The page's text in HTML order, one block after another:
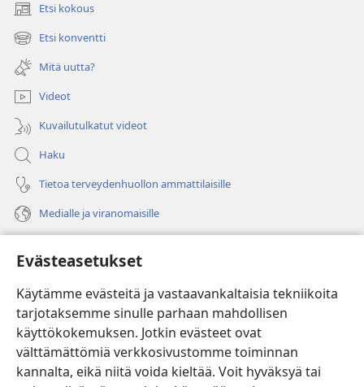
Evästeasetukset
Käytämme evästeitä ja vastaavankaltaisia tekniikoita
tarjotaksemme sinulle parhaan mahdollisen
käyttökokemuksen. Jotkin evästeet ovat
välttämättömiä verkkosivustomme toiminnan
kannalta, eikä niitä voida kieltää. Voit hyväksyä tai
Etsi kokous
(avaa
uuden
ikkunan)
Etsi konventti
(avaa
uuden
ikkunan)
Mitä uutta?
Videot
Kuvailutulkatut videot
Haku
Tietoa terveydenhuollon ammattilaisille
Medialle ja viranomaisille
(avaa
uuden
ikkunan)Vartiotornin VERKKOKIRJASTO
(avaa
uuden
ikkunan)JW Hub ®
(avaa